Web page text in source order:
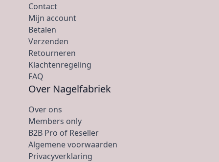
Contact
Mijn account
Betalen
Verzenden
Retourneren
Klachtenregeling
FAQ
Over Nagelfabriek
Over ons
Members only
B2B Pro of Reseller
Algemene voorwaarden
Privacyverklaring